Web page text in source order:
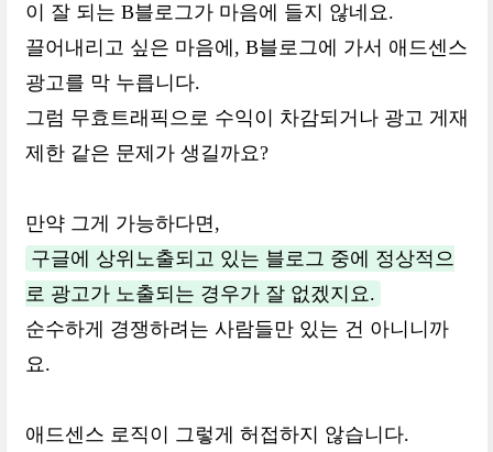
이 잘 되는 B블로그가 마음에 들지 않네요.
끌어내리고 싶은 마음에, B블로그에 가서 애드센스
광고를 막 누릅니다.
그럼 무효트래픽으로 수익이 차감되거나 광고 게재
제한 같은 문제가 생길까요?
만약 그게 가능하다면,
구글에 상위노출되고 있는 블로그 중에 정상적으
로 광고가 노출되는 경우가 잘 없겠지요.
순수하게 경쟁하려는 사람들만 있는 건 아니니까
요.
애드센스 로직이 그렇게 허접하지 않습니다.